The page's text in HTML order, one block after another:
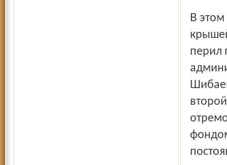
В этом симпатичном терем-теремке с башенкой над
перил